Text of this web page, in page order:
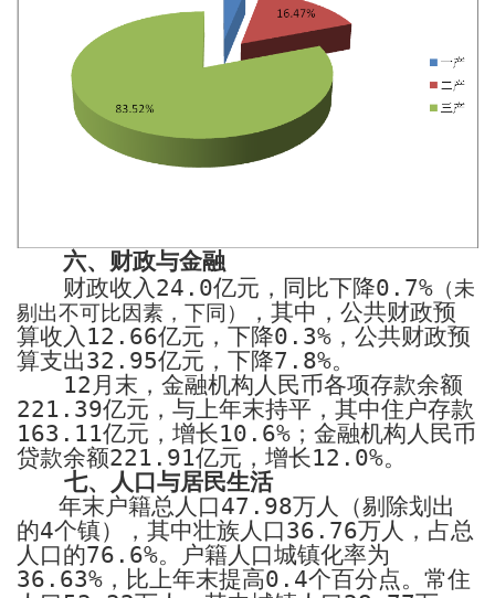
六、财政与金融
财政收入 24.0亿元，同比下降0.7% （未
剔出不可比因素，下同）
，其中，公共财政预
算收入 12.66亿元，下降0.3% ，公共财政预
算支出32.95亿元，下降7.8%。
12 月末，金融机构人民币各项存款余额
221.39亿元，与上年末持平，其中住户存款
163.11亿元，增长10.6% ；金融机构人民币
贷款余额221.91亿元，增长12.0%。
七、人口与居民生活
年末户籍总人口47.98万人（剔除划出
的4个镇），其中壮族人口36.76万人，占总
人口的76.6%。户籍人口城镇化率为
36.63% ，比上年末提高0.4个百分点。常住